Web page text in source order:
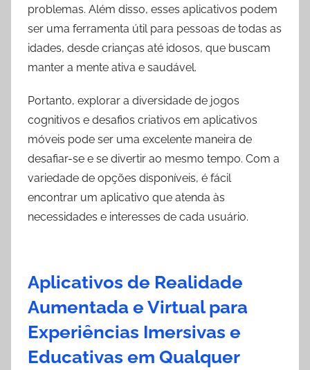
problemas. Além disso, esses aplicativos podem
ser uma ferramenta útil para pessoas de todas as
idades, desde crianças até idosos, que buscam
manter a mente ativa e saudável.
Portanto, explorar a diversidade de jogos
cognitivos e desafios criativos em aplicativos
móveis pode ser uma excelente maneira de
desafiar-se e se divertir ao mesmo tempo. Com a
variedade de opções disponíveis, é fácil
encontrar um aplicativo que atenda às
necessidades e interesses de cada usuário.
Aplicativos de Realidade
Aumentada e Virtual para
Experiências Imersivas e
Educativas em Qualquer